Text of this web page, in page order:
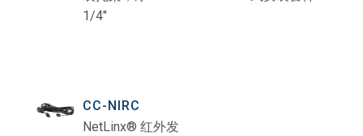
1/4"
CC-NIRC
NetLinx® 红外发